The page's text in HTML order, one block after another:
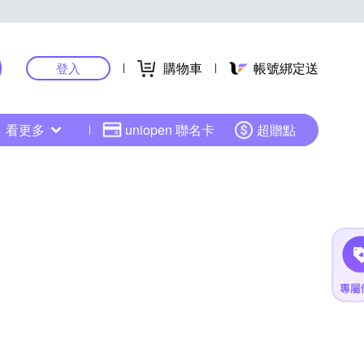
登入 購物車 帳號綁定送
看更多 uniopen 聯名卡 超贈點